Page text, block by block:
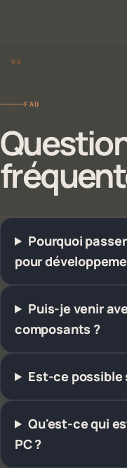
FAQ
Pourquoi
pour
Puis-je venir
composants ?
Est-ce possible
Qu'est-ce qui
PC ?